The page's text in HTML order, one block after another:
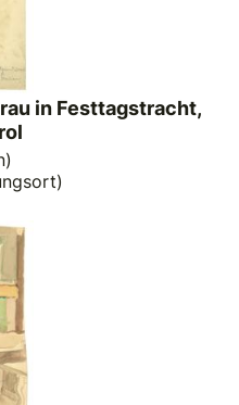
in Festtagstracht,